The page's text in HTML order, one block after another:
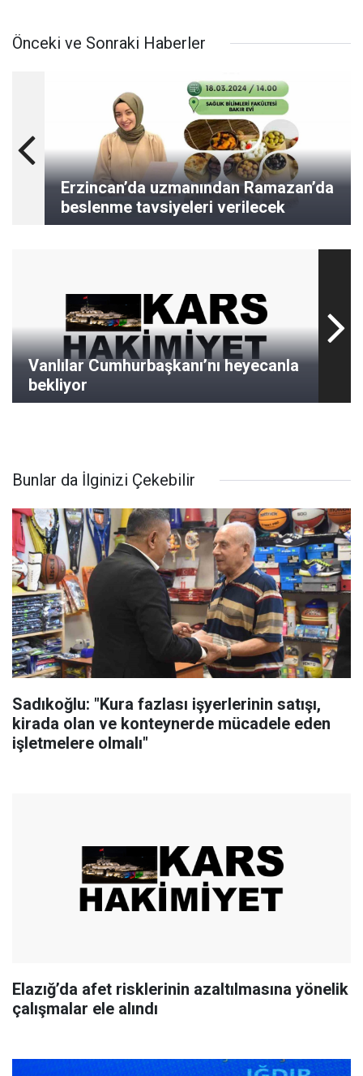
Önceki ve Sonraki Haberler
Erzincan’da uzmanından Ramazan’da
beslenme tavsiyeleri verilecek
Vanlılar Cumhurbaşkanı’nı heyecanla
bekliyor
Bunlar da İlginizi Çekebilir
Sadıkoğlu: "Kura fazlası işyerlerinin satışı,
kirada olan ve konteynerde mücadele eden
işletmelere olmalı"
Elazığ’da afet risklerinin azaltılmasına yönelik
çalışmalar ele alındı